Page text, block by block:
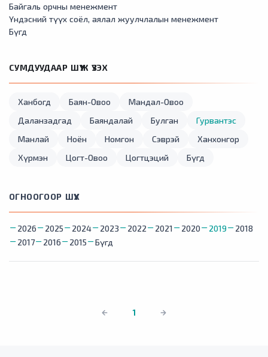
Байгаль орчны менежмент
Үндэсний түүх соёл, аялал жуулчлалын менежмент
Бүгд
СУМДУУДААР ШҮҮЖ ҮЗЭХ
Ханбогд Баян-Овоо
Мандал-Овоо
Даланзадгад
Баяндалай Булган
Гурвантэс
Манлай
Ноён Номгон Сэврэй
Ханхонгор
Хүрмэн
Цогт-Овоо Цогтцэций Бүгд
ОГНООГООР ШҮҮХ
2026 2025 2024 2023 2022 2021 2020 2019
2018
2017
2016 2015 Бүгд
1